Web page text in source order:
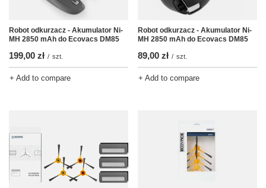
Robot odkurzacz - Akumulator Ni-
MH 2850 mAh do Ecovacs DM85
199,00 zł / szt.
+ Add to compare
Robot odkurzacz - Akumulator Ni-
MH 2850 mAh do Ecovacs DM85
89,00 zł / szt.
+ Add to compare